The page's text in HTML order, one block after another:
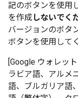
記のボタンを使用
を作成しないでく
バージョンのボタ
ボタンを使用して
[Google ウォレッ
ラビア語、アルメ
語、ブルガリア語